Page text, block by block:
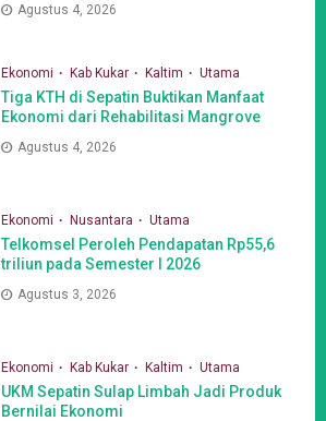
Agustus 4, 2026
Ekonomi Kab Kukar Kaltim Utama
Tiga KTH di Sepatin Buktikan Manfaat
Ekonomi dari Rehabilitasi Mangrove
Agustus 4, 2026
Ekonomi Nusantara Utama
Telkomsel Peroleh Pendapatan Rp55,6
triliun pada Semester I 2026
Agustus 3, 2026
Ekonomi Kab Kukar Kaltim Utama
UKM Sepatin Sulap Limbah Jadi Produk
Bernilai Ekonomi